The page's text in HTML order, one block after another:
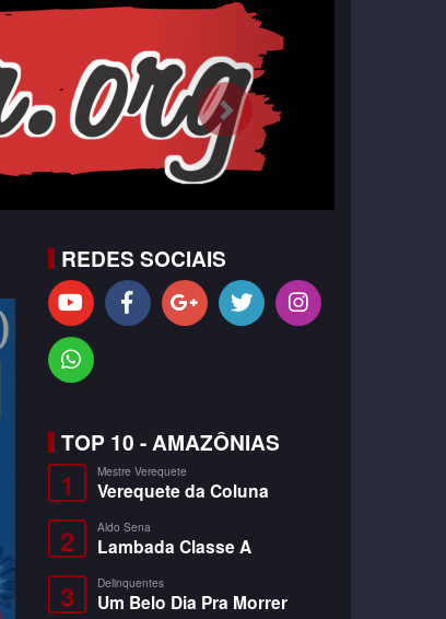
REDES SOCIAIS
TOP 10 - AMAZÔNIAS
1 Mestre Verequete
Verequete da Coluna
2 Aldo Sena
Lambada Classe A
3 Delinquentes
Um Belo Dia Pra Morrer